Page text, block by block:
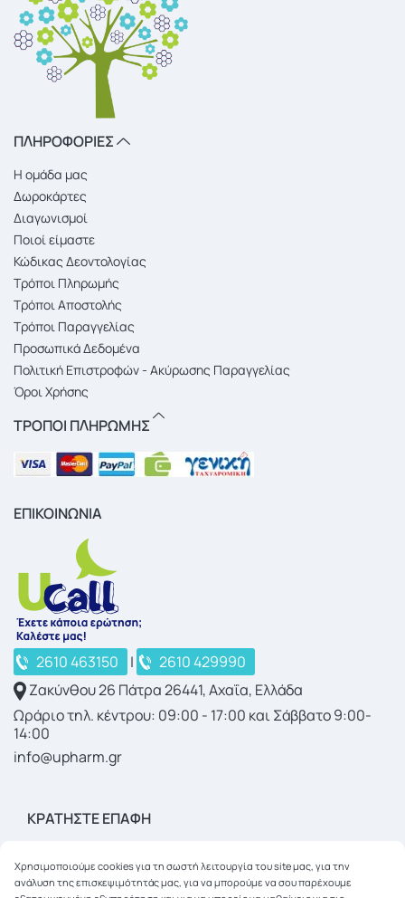
ΠΛΗΡΟΦΟΡΙΕΣ
Η ομάδα μας
Δωροκάρτες
Διαγωνισμοί
Ποιοί είμαστε
Κώδικας Δεοντολογίας
Τρόποι Πληρωμής
Τρόποι Αποστολής
Τρόποι Παραγγελίας
Προσωπικά Δεδομένα
Πολιτική Επιστροφών - Ακύρωσης Παραγγελίας
Όροι Χρήσης
ΤΡΟΠΟΙ ΠΛΗΡΩΜΗΣ
ΕΠΙΚΟΙΝΩΝΙΑ
2610 463150 |
2610 429990
Ζακύνθου 26 Πάτρα 26441, Αχαΐα, Ελλάδα
Ωράριο τηλ. κέντρου: 09:00 - 17:00 και Σάββατο 9:00-
14:00
info@upharm.gr
ΚΡΑΤΉΣΤΕ ΕΠΑΦΉ
Χρησιμοποιούμε cookies για τη σωστή λειτουργία του site μας, για την
ανάλυση της επισκεψιμότητάς μας, για να μπορούμε να σου παρέχουμε